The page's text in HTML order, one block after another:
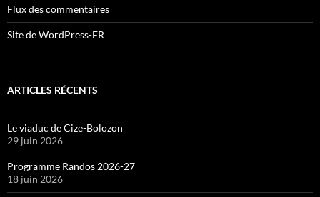
Flux des commentaires
Site de WordPress-FR
ARTICLES RÉCENTS
Le viaduc de Cize-Bolozon
29 juin 2026
Programme Randos 2026-27
18 juin 2026